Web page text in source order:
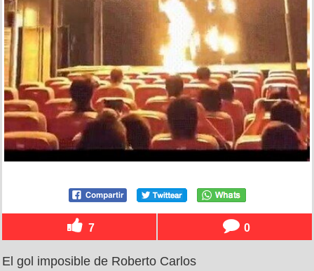
7 0
El gol imposible de Roberto Carlos